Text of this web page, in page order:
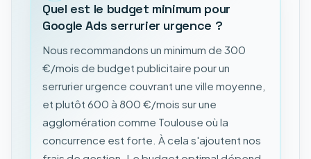
Quel est le budget minimum pour
Google Ads serrurier urgence ?
Nous recommandons un minimum de 300
€/mois de budget publicitaire pour un
serrurier urgence couvrant une ville moyenne,
et plutôt 600 à 800 €/mois sur une
agglomération comme Toulouse où la
concurrence est forte. À cela s'ajoutent nos